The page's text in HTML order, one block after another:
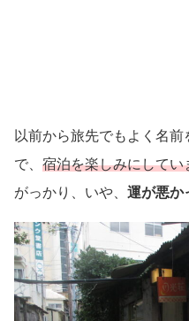
以前から旅先でもよく名
で、 宿泊を楽しみにしてい
がっかり、いや、 運が悪か